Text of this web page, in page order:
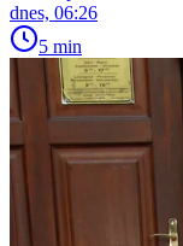
dnes, 06:26
5 min